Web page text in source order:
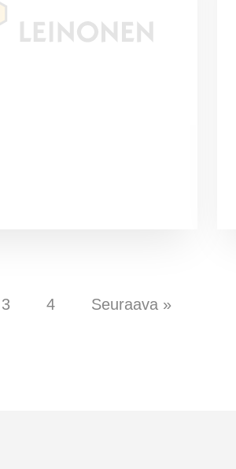
auktorisoitu
Toimisto perustettiin
ja se palvelee suomalaisia
3 4 Seuraava »